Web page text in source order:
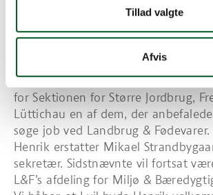
Tillad valgte
Afvis
Sektionen for Større Jordbrug er
for Henrik. Han er vokset op på
været forvalter på Engestofte - og
siden 2008. Faktisk var godsejer
for Sektionen for Større Jordbrug,
Lüttichau en af dem, der
søge job ved Landbrug & Fødevarer.
Henrik erstatter Mikael
sekretær. Sidstnævnte vil fortsat
L&F’s afdeling for Miljø &